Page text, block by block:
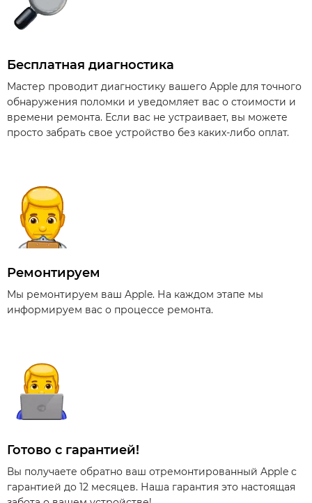
Бесплатная диагностика
Мастер проводит диагностику вашего Apple для точного
обнаружения поломки и уведомляет вас о стоимости и
времени ремонта. Если вас не устраивает, вы можете
просто забрать свое устройство без каких-либо оплат.
Ремонтируем
Мы ремонтируем ваш Apple. На каждом этапе мы
информируем вас о процессе ремонта.
Готово с гарантией!
Вы получаете обратно ваш отремонтированный Apple с
гарантией до 12 месяцев. Наша гарантия это настоящая